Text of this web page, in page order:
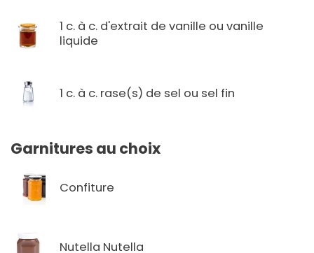
1 c. à c. d'extrait de vanille ou vanille
liquide
1 c. à c. rase(s) de sel ou sel fin
Garnitures au choix
Confiture
Nutella Nutella